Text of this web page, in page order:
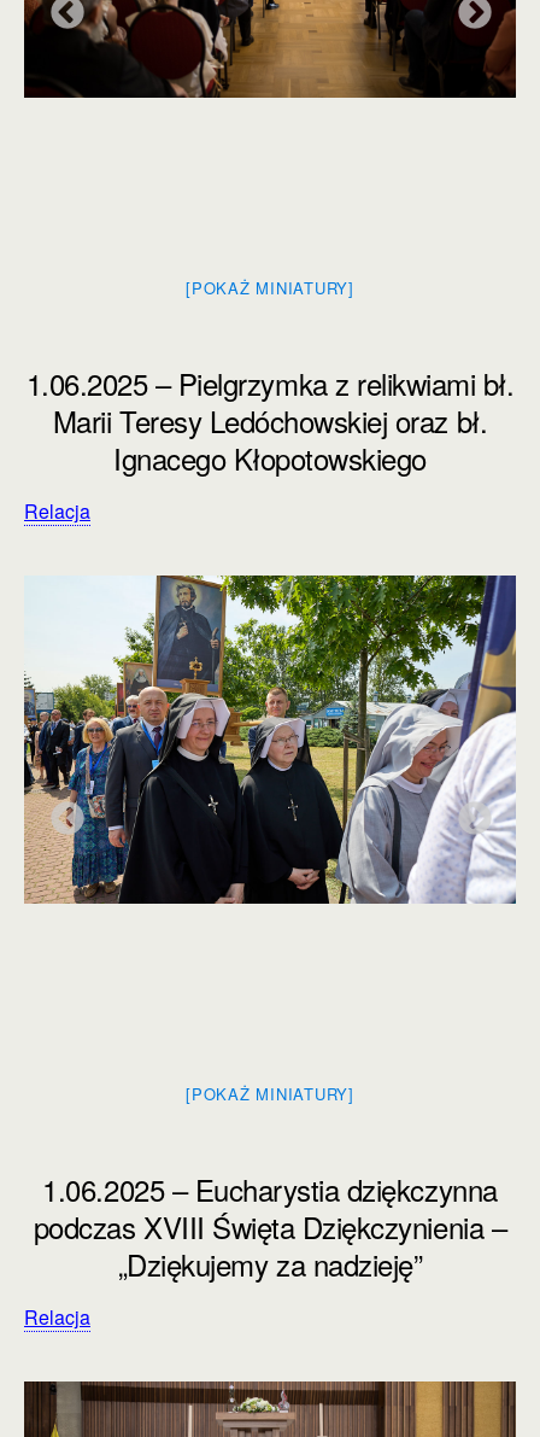
[POKAŻ MINIATURY]
1.06.2025 – Pielgrzymka z relikwiami bł.
Marii Teresy Ledóchowskiej oraz bł.
Ignacego Kłopotowskiego
Relacja
[POKAŻ MINIATURY]
1.06.2025 – Eucharystia dziękczynna
podczas XVIII Święta Dziękczynienia –
„Dziękujemy za nadzieję”
Relacja